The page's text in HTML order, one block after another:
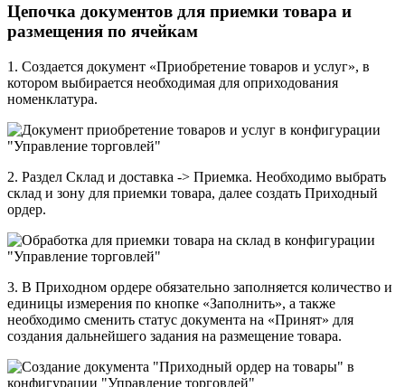
Цепочка документов для приемки товара и
размещения по ячейкам
1. Создается документ «Приобретение товаров и услуг», в
котором выбирается необходимая для оприходования
номенклатура.
2. Раздел Склад и доставка -> Приемка. Необходимо выбрать
склад и зону для приемки товара, далее создать Приходный
ордер.
3. В Приходном ордере обязательно заполняется количество и
единицы измерения по кнопке «Заполнить», а также
необходимо сменить статус документа на «Принят» для
создания дальнейшего задания на размещение товара.